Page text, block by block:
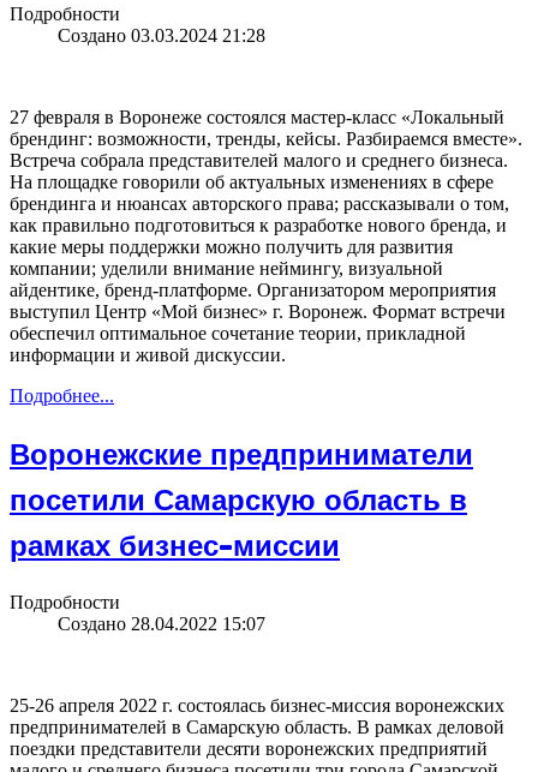
Подробности
Создано 03.03.2024 21:28
27 февраля в Воронеже состоялся мастер-класс «Локальный
брендинг: возможности, тренды, кейсы. Разбираемся вместе».
Встреча собрала представителей малого и среднего бизнеса.
На площадке говорили об актуальных изменениях в сфере
брендинга и нюансах авторского права; рассказывали о том,
как правильно подготовиться к разработке нового бренда, и
какие меры поддержки можно получить для развития
компании; уделили внимание неймингу, визуальной
айдентике, бренд-платформе. Организатором мероприятия
выступил Центр «Мой бизнес» г. Воронеж. Формат встречи
обеспечил оптимальное сочетание теории, прикладной
информации и живой дискуссии.
Подробнее...
Воронежские предприниматели
посетили Самарскую область в
рамках бизнес-миссии
Подробности
Создано 28.04.2022 15:07
25-26 апреля 2022 г. состоялась бизнес-миссия воронежских
предпринимателей в Самарскую область. В рамках деловой
поездки представители десяти воронежских предприятий